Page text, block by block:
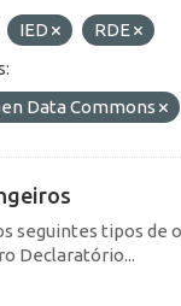
IED
RDE
Data Commons
tipos de
Declaratório...